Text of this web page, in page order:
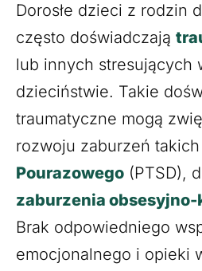
Dorosłe dzieci z rodzin
często doświadczają
lub innych stresujących
dzieciństwie. Takie
traumatyczne mogą
rozwoju zaburzeń
Pourazowego (PTSD),
zaburzenia
Brak odpowiedniego
emocjonalnego i opieki